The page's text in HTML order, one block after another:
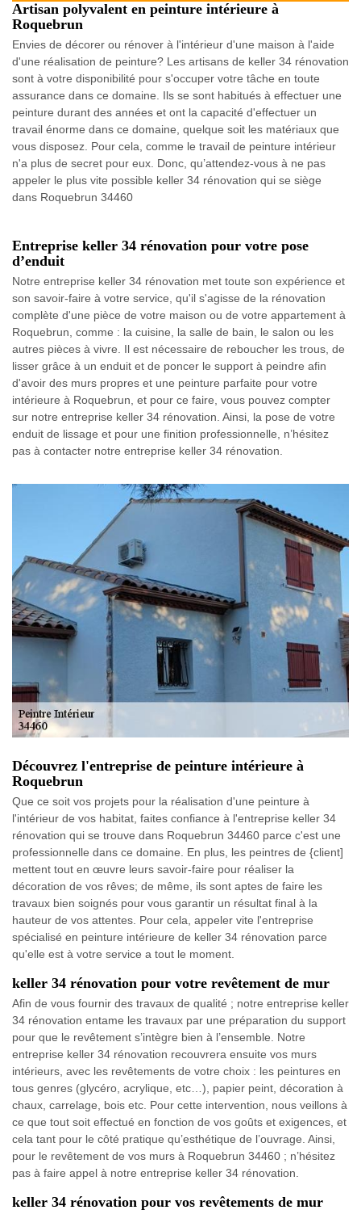
Artisan polyvalent en peinture intérieure à
Roquebrun
Envies de décorer ou rénover à l'intérieur d'une maison à l'aide
d'une réalisation de peinture? Les artisans de keller 34 rénovation
sont à votre disponibilité pour s'occuper votre tâche en toute
assurance dans ce domaine. Ils se sont habitués à effectuer une
peinture durant des années et ont la capacité d'effectuer un
travail énorme dans ce domaine, quelque soit les matériaux que
vous disposez. Pour cela, comme le travail de peinture intérieur
n'a plus de secret pour eux. Donc, qu’attendez-vous à ne pas
appeler le plus vite possible keller 34 rénovation qui se siège
dans Roquebrun 34460
Entreprise keller 34 rénovation pour votre pose
d’enduit
Notre entreprise keller 34 rénovation met toute son expérience et
son savoir-faire à votre service, qu'il s'agisse de la rénovation
complète d'une pièce de votre maison ou de votre appartement à
Roquebrun, comme : la cuisine, la salle de bain, le salon ou les
autres pièces à vivre. Il est nécessaire de reboucher les trous, de
lisser grâce à un enduit et de poncer le support à peindre afin
d'avoir des murs propres et une peinture parfaite pour votre
intérieure à Roquebrun, et pour ce faire, vous pouvez compter
sur notre entreprise keller 34 rénovation. Ainsi, la pose de votre
enduit de lissage et pour une finition professionnelle, n’hésitez
pas à contacter notre entreprise keller 34 rénovation.
Découvrez l'entreprise de peinture intérieure à
Roquebrun
Que ce soit vos projets pour la réalisation d'une peinture à
l'intérieur de vos habitat, faites confiance à l'entreprise keller 34
rénovation qui se trouve dans Roquebrun 34460 parce c'est une
professionnelle dans ce domaine. En plus, les peintres de {client]
mettent tout en œuvre leurs savoir-faire pour réaliser la
décoration de vos rêves; de même, ils sont aptes de faire les
travaux bien soignés pour vous garantir un résultat final à la
hauteur de vos attentes. Pour cela, appeler vite l'entreprise
spécialisé en peinture intérieure de keller 34 rénovation parce
qu'elle est à votre service a tout le moment.
keller 34 rénovation pour votre revêtement de mur
Afin de vous fournir des travaux de qualité ; notre entreprise keller
34 rénovation entame les travaux par une préparation du support
pour que le revêtement s’intègre bien à l’ensemble. Notre
entreprise keller 34 rénovation recouvrera ensuite vos murs
intérieurs, avec les revêtements de votre choix : les peintures en
tous genres (glycéro, acrylique, etc…), papier peint, décoration à
chaux, carrelage, bois etc. Pour cette intervention, nous veillons à
ce que tout soit effectué en fonction de vos goûts et exigences, et
cela tant pour le côté pratique qu’esthétique de l’ouvrage. Ainsi,
pour le revêtement de vos murs à Roquebrun 34460 ; n’hésitez
pas à faire appel à notre entreprise keller 34 rénovation.
keller 34 rénovation pour vos revêtements de mur